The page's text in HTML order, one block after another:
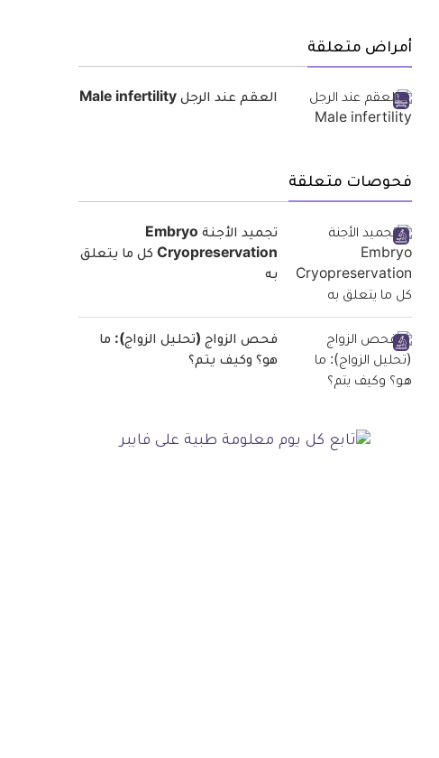
أمراض متعلقة
العقم عند الرجل Male infertility
فحوصات متعلقة
تجميد الأجنة Embryo
Cryopreservation كل ما يتعلق
به
فحص الزواج (تحليل الزواج): ما
هو؟ وكيف يتم؟